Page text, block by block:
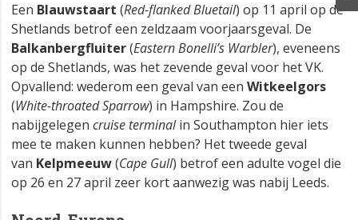
Een Blauwstaart (Red-flanked Bluetail) op 11 april op de
Shetlands betrof een zeldzaam voorjaarsgeval. De
Balkanbergfluiter(Eastern Bonelli’s Warbler), eveneens
op de Shetlands, was het zevende geval voor het VK.
Opvallend: wederom een geval van een Witkeelgors
(White-throated Sparrow) in Hampshire. Zou de
nabijgelegen cruise terminalin Southampton hier iets
mee te maken kunnen hebben? Het tweede geval
van Kelpmeeuw(Cape Gull) betrof een adulte vogel die
op 26 en 27 april zeer kort aanwezig was nabij Leeds.